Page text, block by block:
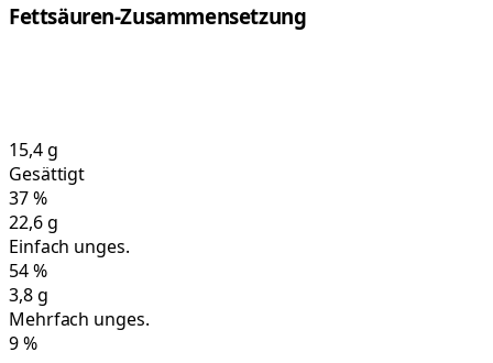
Fettsäuren-Zusammensetzung
15,4g
Gesättigt
37%
22,6g
Einfach unges.
54%
3,8g
Mehrfach unges.
9%